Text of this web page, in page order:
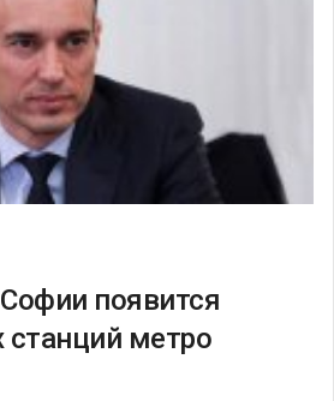
появится
станций метро